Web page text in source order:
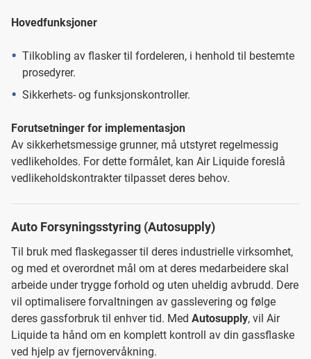
Hovedfunksjoner
Tilkobling av flasker til fordeleren, i henhold til bestemte
prosedyrer.
Sikkerhets- og funksjonskontroller.
Forutsetninger for implementasjon
Av sikkerhetsmessige grunner, må utstyret regelmessig
vedlikeholdes. For dette formålet, kan Air Liquide foreslå
vedlikeholdskontrakter tilpasset deres behov.
Auto Forsyningsstyring (Autosupply)
Til bruk med flaskegasser til deres industrielle virksomhet,
og med et overordnet mål om at deres medarbeidere skal
arbeide under trygge forhold og uten uheldig avbrudd. Dere
vil optimalisere forvaltningen av gasslevering og følge
deres gassforbruk til enhver tid. Med Autosupply, vil Air
Liquide ta hånd om en komplett kontroll av din gassflaske
ved hjelp av fjernovervåkning.